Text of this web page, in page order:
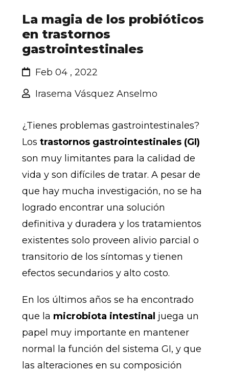
La magia de los probióticos
en trastornos
gastrointestinales
Feb 04 , 2022
Irasema Vásquez Anselmo
¿Tienes problemas gastrointestinales?
Los trastornos gastrointestinales (GI)
son muy limitantes para la calidad de
vida y son difíciles de tratar. A pesar de
que hay mucha investigación, no se ha
logrado encontrar una solución
definitiva y duradera y los tratamientos
existentes solo proveen alivio parcial o
transitorio de los síntomas y tienen
efectos secundarios y alto costo.
En los últimos años se ha encontrado
que la microbiota intestinal juega un
papel muy importante en mantener
normal la función del sistema GI, y que
las alteraciones en su composición